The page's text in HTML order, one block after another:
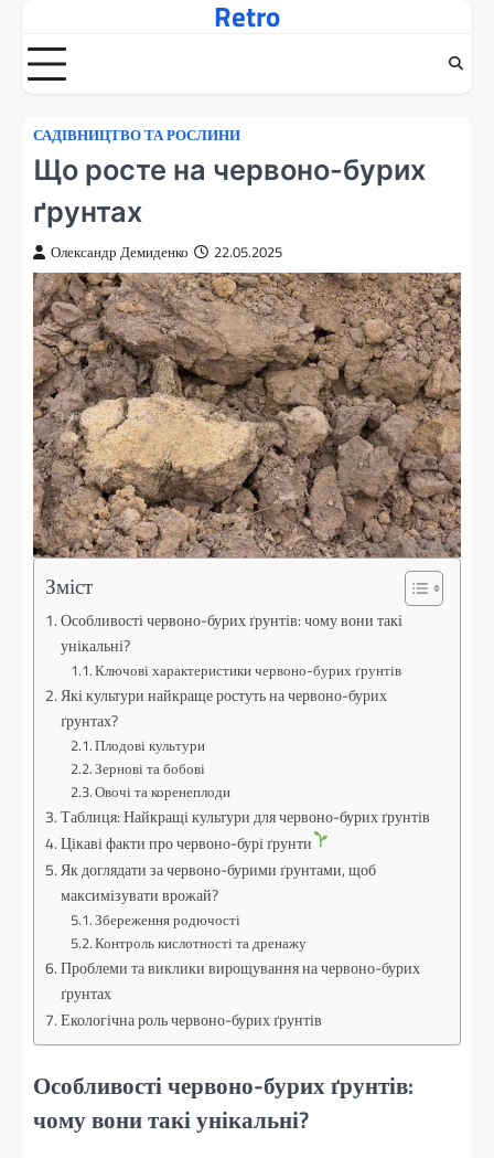
вмісту
Retro
САДІВНИЦТВО ТА РОСЛИНИ
Що росте на червоно-бурих
ґрунтах
Олександр Демиденко 22.05.2025
Зміст
Особливості червоно-бурих ґрунтів: чому вони такі
унікальні?
Ключові характеристики червоно-бурих ґрунтів
Які культури найкраще ростуть на червоно-бурих
ґрунтах?
Плодові культури
Зернові та бобові
Овочі та коренеплоди
Таблиця: Найкращі культури для червоно-бурих ґрунтів
Цікаві факти про червоно-бурі ґрунти
Як доглядати за червоно-бурими ґрунтами, щоб
максимізувати врожай?
Збереження родючості
Контроль кислотності та дренажу
Проблеми та виклики вирощування на червоно-бурих
ґрунтах
Екологічна роль червоно-бурих ґрунтів
Особливості червоно-бурих ґрунтів:
чому вони такі унікальні?